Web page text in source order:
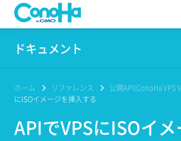
WING
ドキュメント
このサイトについて
プロダクト
ホーム リファレンス 公開API(ConoHa VPS
にISOイメージを挿入する
APIでVPSにISOイ